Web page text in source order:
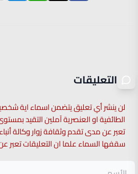
التعليقات
لن ينشر أي تعليق يتضمن اسماء اية شخصية
الطائفية او العنصرية آملين التقيد
تعبر عن مدى تقدم وثقافة زوار وكالة أنباء
سقفها السماء علما ان التعليقات تعبر